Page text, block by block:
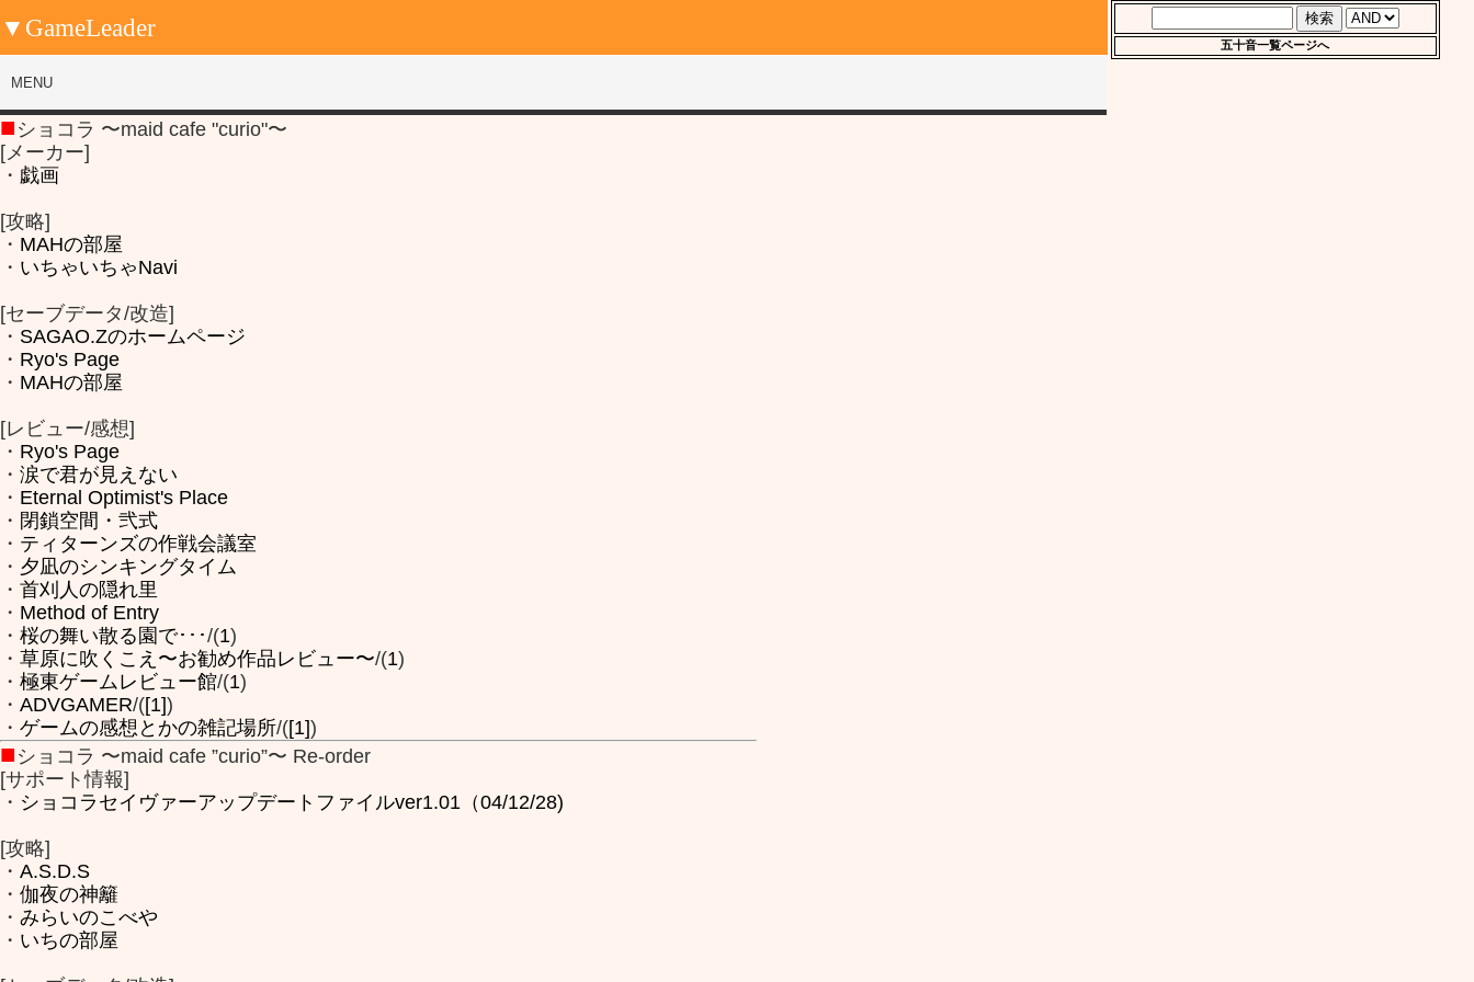
▼GameLeader
MENU
■ ショコラ 〜maid cafe "curio"〜
[メーカー]
・ 戯画
[攻略]
・ MAHの部屋
・ いちゃいちゃNavi
[セーブデータ/改造]
・ SAGAO.Zのホームページ
・ Ryo's Page
・ MAHの部屋
[レビュー/感想]
・ Ryo's Page
・ 涙で君が見えない
・ Eternal Optimist's Place
・ 閉鎖空間・弐式
・ ティターンズの作戦会議室
・ 夕凪のシンキングタイム
・ 首刈人の隠れ里
・ Method of Entry
・ 桜の舞い散る園で･･･/(1)
・ 草原に吹くこえ〜お勧め作品レビュー〜/(1)
・ 極東ゲームレビュー館/(1)
・ ADVGAMER/([1])
・ ゲームの感想とかの雑記場所/([1])
■ ショコラ 〜maid cafe ”curio”〜 Re‐order
[サポート情報]
・ ショコラセイヴァーアップデートファイルver1.01（04/12/28)
[攻略]
・ A.S.D.S
・ 伽夜の神籬
・ みらいのこべや
・ いちの部屋